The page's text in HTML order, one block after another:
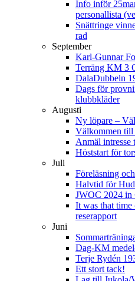
Info inför
personallista
Snättringe
rad
September
Karl-Gunnar
Terräng KM 3
DalaDubbeln
Dags för
klubbkläder
Augusti
Ny löpare –
Välkommen till
Anmäl intresse
Höststart för
Juli
Föreläsning
Halvtid för
JWOC 2024 in
It was that time
reserapport
Juni
Dag-KM
Terje Rydén
Ett stort tack!